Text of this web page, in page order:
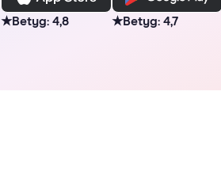
★Betyg: 4,8 ★Betyg: 4,7